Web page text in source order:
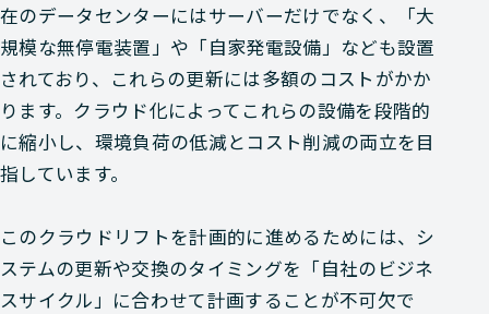
在のデータセンターにはサーバーだけでなく、「大
規模な無停電装置」や「自家発電設備」なども設置
されており、これらの更新には多額のコストがかか
ります。クラウド化によってこれらの設備を段階的
に縮小し、環境負荷の低減とコスト削減の両立を目
指しています。
このクラウドリフトを計画的に進めるためには、シ
ステムの更新や交換のタイミングを「自社のビジネ
スサイクル」に合わせて計画することが不可欠で